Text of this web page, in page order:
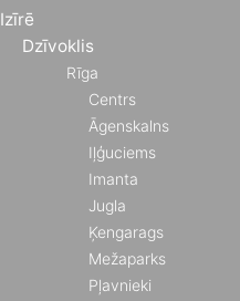
Izīrē
Dzīvoklis
Rīga
Centrs
Āgenskalns
Iļģuciems
Imanta
Jugla
Ķengarags
Mežaparks
Pļavnieki